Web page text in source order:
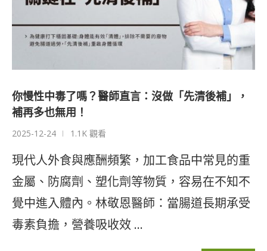
你慢性中毒了嗎？醫師直言：沒做「先清後補」，
補再多也無用！
2025-12-24 1.1K 觀看
現代人外食與應酬頻繁，加工食品中常見的重
金屬、防腐劑、塑化劑等物質，容易在不知不
覺中進入體內。林敬恩醫師：當腸道長期承受
毒素負擔，營養吸收效 …